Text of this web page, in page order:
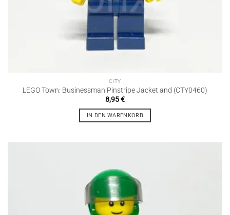
CITY
LEGO Town: Businessman Pinstripe Jacket and (CTY0460)
8,95€
IN DEN WARENKORB